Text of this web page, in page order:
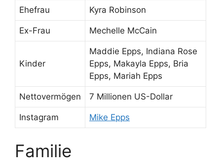
Ehefrau Kyra Robinson
Ex-Frau Mechelle McCain
Kinder
Maddie Epps, Indiana Rose
Epps, Makayla Epps, Bria
Epps, Mariah Epps
Nettovermögen 7 Millionen US-Dollar
Instagram Mike Epps
Familie